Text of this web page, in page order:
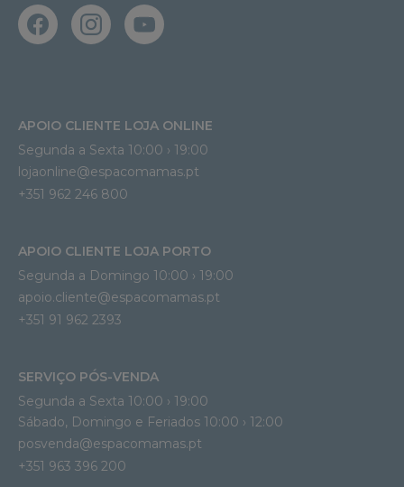
APOIO CLIENTE LOJA ONLINE
Segunda a Sexta 10:00 › 19:00
lojaonline@espacomamas.pt
+351 962 246 800
APOIO CLIENTE LOJA PORTO
Segunda a Domingo 10:00 › 19:00
apoio.cliente@espacomamas.pt
+351 91 962 2393
SERVIÇO PÓS-VENDA
Segunda a Sexta 10:00 › 19:00
Sábado, Domingo e Feriados 10:00 › 12:00
posvenda@espacomamas.pt
+351 963 396 200